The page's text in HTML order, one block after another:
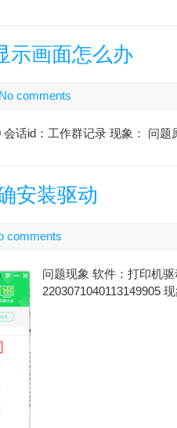
示画面怎么办
No comments
话id：工作群记录 现象： 问
安装驱动
comments
问题现象 软件：打印机
2203071040113149905